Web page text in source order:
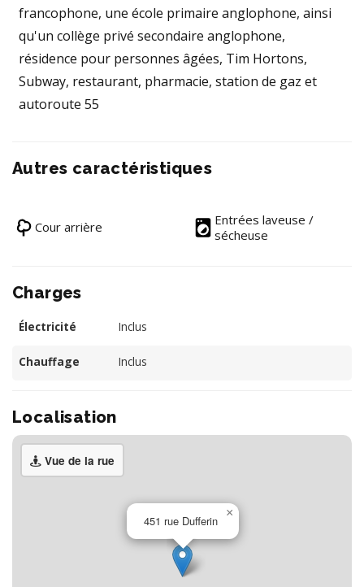
francophone, une école primaire anglophone, ainsi
qu'un collège privé secondaire anglophone,
résidence pour personnes âgées, Tim Hortons,
Subway, restaurant, pharmacie, station de gaz et
autoroute 55
Autres caractéristiques
Cour arrière
Entrées laveuse /
sécheuse
Charges
Électricité Inclus
Chauffage Inclus
Localisation
Vue de la rue
451 rue Dufferin
×